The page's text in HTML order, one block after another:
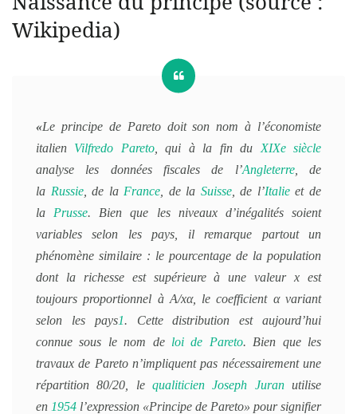
Wikipedia)
«Le principe de Pareto doit son nom à l’économiste
italien Vilfredo Pareto, qui à la fin du XIXe siècle
analyse les données fiscales de l’Angleterre, de
la Russie, de la France , de la Suisse, de l’Italieet de
la Prusse. Bien que les niveaux d’inégalités soient
variables selon les pays, il remarque partout un
phénomène similaire : le pourcentage de la population
dont la richesse est supérieure à une valeur x est
toujours proportionnel à A/xα, le coefficient α variant
selon les pays1. Cette distribution est aujourd’hui
connue sous le nom de loi de Pareto. Bien que les
travaux de Pareto n’impliquent pas nécessairement une
répartition 80/20, le qualiticien Joseph Juranutilise
en 1954 l’expression «Principe de Pareto» pour signifier